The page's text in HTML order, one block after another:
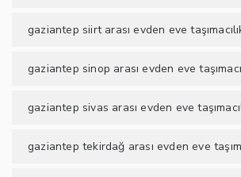
gaziantep siirt arası evden eve
gaziantep sinop arası evden eve
gaziantep sivas arası evden eve
gaziantep tekirdağ arası evden eve